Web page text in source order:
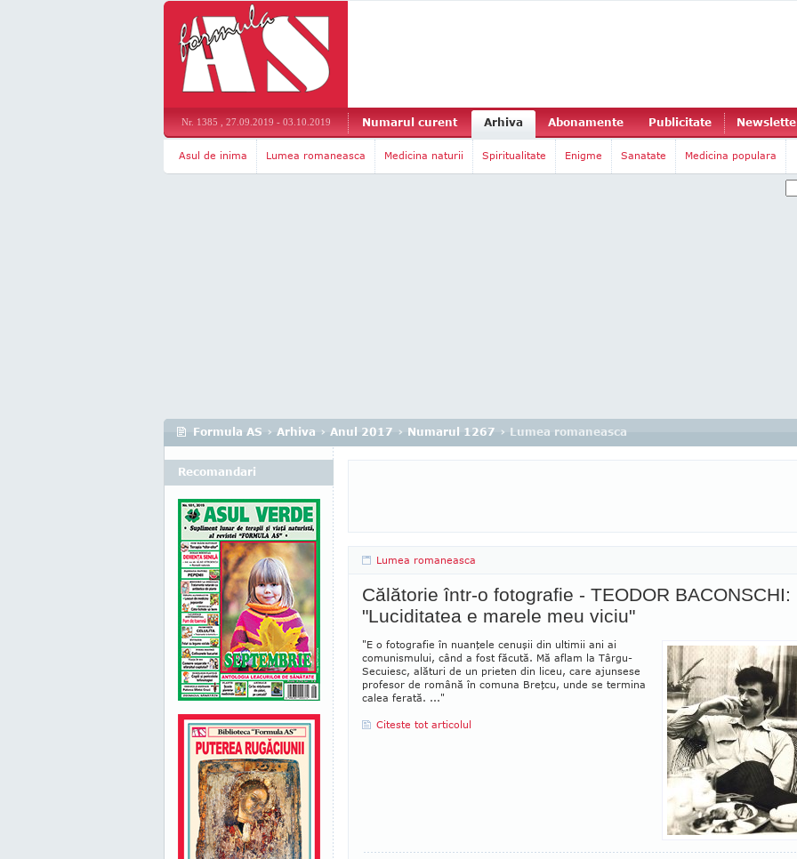
Nr. 1385 , 27.09.2019 - 03.10.2019 Numarul curent Arhiva Abonamente Publicitate
Asul de inima Lumea romaneasca Medicina naturii Spiritualitate Enigme Sanatate Medicina populara
Formula AS › Arhiva › Anul 2017 › Numarul 1267 › Lumea romaneasca
Lumea romaneasca
Călătorie într-o fotografie - TEODOR BACONSCHI:
"Luciditatea e marele meu viciu"
"E o fotografie în nuanţele cenuşii din ultimii ani ai
comunismului, când a fost făcută. Mă aflam la Târgu-
Secuiesc, alături de un prieten din liceu, care ajunsese
profesor de română în comuna Breţ­cu, unde se termina
calea ferată. ..."
Citeste tot articolul
Recomandari